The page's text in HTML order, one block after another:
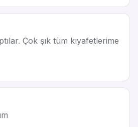
Çok şık tüm kıyafetlerime